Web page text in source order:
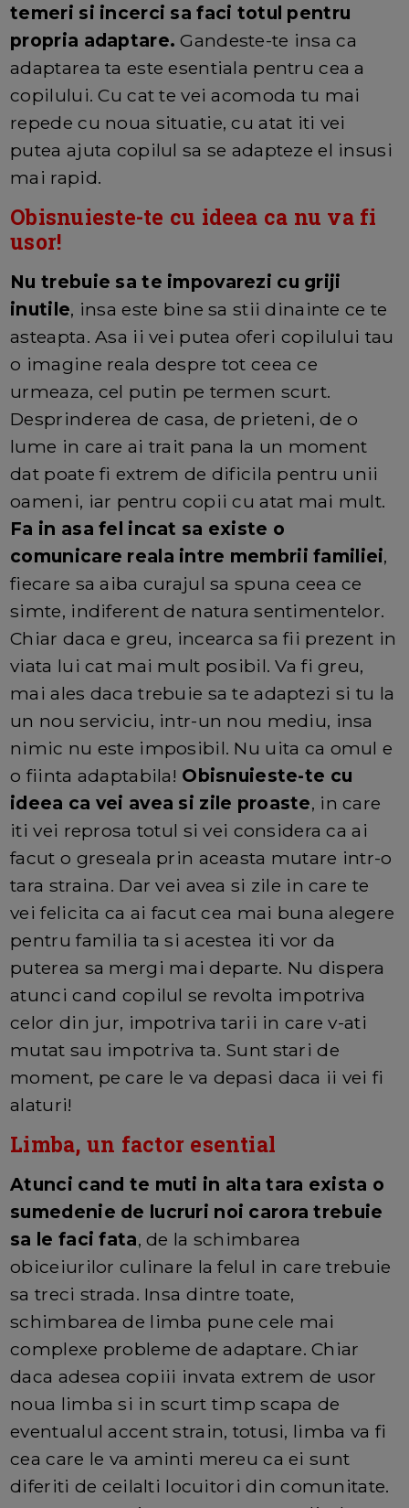
temeri si incerci sa faci totul pentru
propria adaptare. Gandeste-te insa ca
adaptarea ta este esentiala pentru cea a
copilului. Cu cat te vei acomoda tu mai
repede cu noua situatie, cu atat iti vei
putea ajuta copilul sa se adapteze el insusi
mai rapid.
Obisnuieste-te cu ideea ca nu va fi
usor!
Nu trebuie sa te impovarezi cu griji
inutile, insa este bine sa stii dinainte ce te
asteapta. Asa ii vei putea oferi copilului tau
o imagine reala despre tot ceea ce
urmeaza, cel putin pe termen scurt.
Desprinderea de casa, de prieteni, de o
lume in care ai trait pana la un moment
dat poate fi extrem de dificila pentru unii
oameni, iar pentru copii cu atat mai mult.
Fa in asa fel incat sa existe o
comunicare reala intre membrii familiei,
fiecare sa aiba curajul sa spuna ceea ce
simte, indiferent de natura sentimentelor.
Chiar daca e greu, incearca sa fii prezent in
viata lui cat mai mult posibil. Va fi greu,
mai ales daca trebuie sa te adaptezi si tu la
un nou serviciu, intr-un nou mediu, insa
nimic nu este imposibil. Nu uita ca omul e
o fiinta adaptabila! Obisnuieste-te cu
ideea ca vei avea si zile proaste, in care
iti vei reprosa totul si vei considera ca ai
facut o greseala prin aceasta mutare intr-o
tara straina. Dar vei avea si zile in care te
vei felicita ca ai facut cea mai buna alegere
pentru familia ta si acestea iti vor da
puterea sa mergi mai departe. Nu dispera
atunci cand copilul se revolta impotriva
celor din jur, impotriva tarii in care v-ati
mutat sau impotriva ta. Sunt stari de
moment, pe care le va depasi daca ii vei fi
alaturi!
Limba, un factor esential
Atunci cand te muti in alta tara exista o
sumedenie de lucruri noi carora trebuie
sa le faci fata, de la schimbarea
obiceiurilor culinare la felul in care trebuie
sa treci strada. Insa dintre toate,
schimbarea de limba pune cele mai
complexe probleme de adaptare. Chiar
daca adesea copiii invata extrem de usor
noua limba si in scurt timp scapa de
eventualul accent strain, totusi, limba va fi
cea care le va aminti mereu ca ei sunt
diferiti de ceilalti locuitori din comunitate.